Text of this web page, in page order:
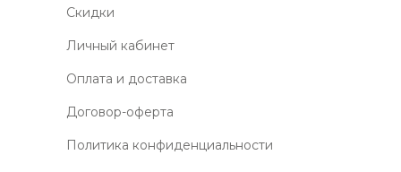
Скидки
Личный кабинет
Оплата и доставка
Договор-оферта
Политика конфиденциальности